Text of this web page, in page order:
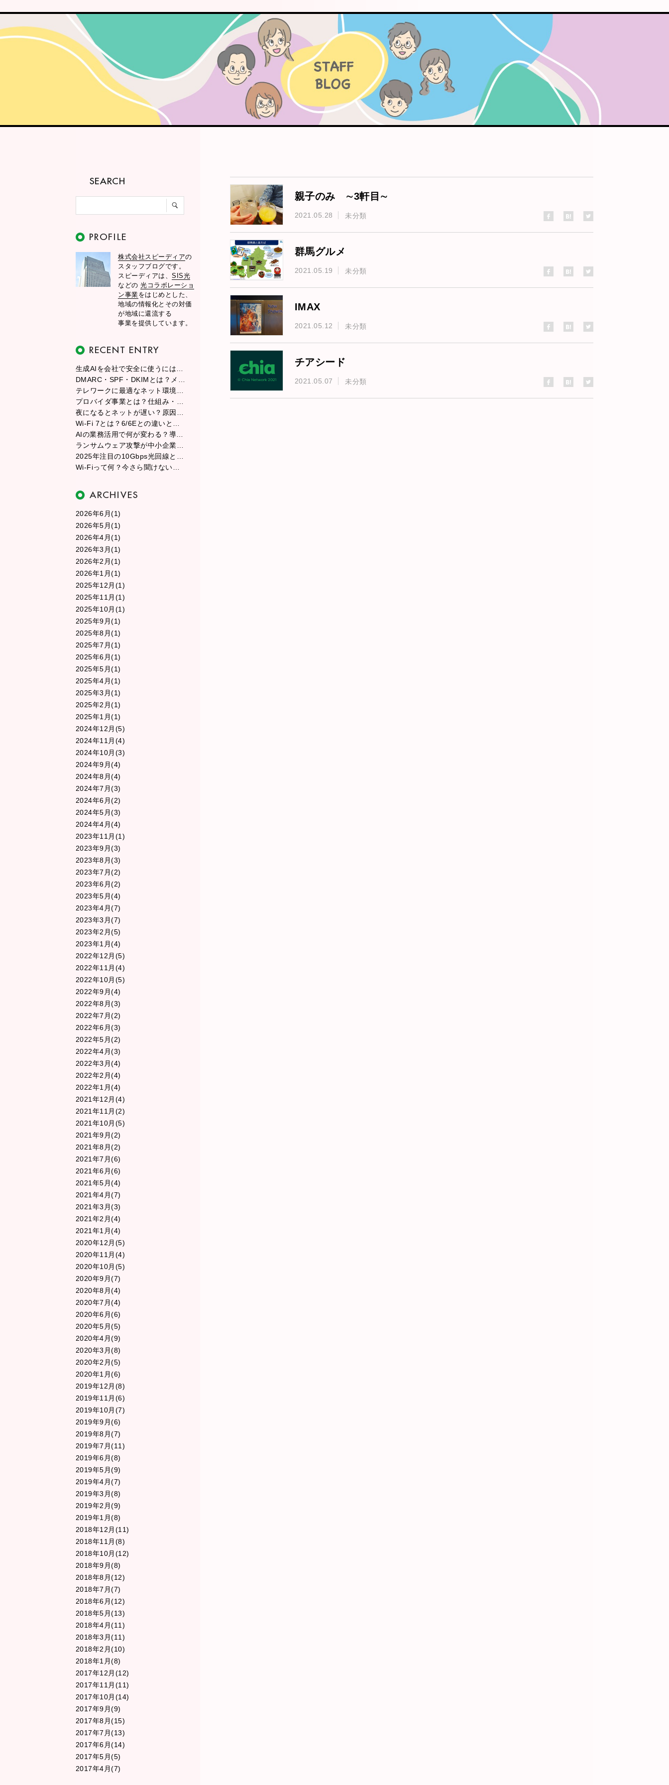
株式会社スピーディアの
スタッフブログです。
スピーディアは、SIS光
などの光コラボレーショ
ン事業をはじめとした、
地域の情報化とその対価
が地域に還流する
事業を提供しています。
生成AIを会社で安全に使うには？情報漏えい・著作権・社内ルールの基本
DMARC・SPF・DKIMとは？メールが届かない原因と送信ドメイン認証の設定ポイント
テレワークに最適なネット環境の作り方｜回線・ルーター・配置のベスト解
プロバイダ事業とは？仕組み・ビジネスモデル・収益構造と始め方をわかりやすく解説
夜になるとネットが遅い？原因と今すぐできる対策をわかりやすく解説
Wi-Fi 7とは？6/6Eとの違いと、今すぐ導入すべきかを徹底解説
AIの業務活用で何が変わる？導入メリットから成功のポイントまで徹底解説
ランサムウェア攻撃が中小企業を狙う理由と、今日からできる実践的な対策
2025年注目の10Gbps光回線とは？従来の光回線との違いを徹底解説
Wi-Fiって何？今さら聞けない無線LANの基本と選び方
2026年6月(1)
2026年5月(1)
2026年4月(1)
2026年3月(1)
2026年2月(1)
2026年1月(1)
2025年12月(1)
2025年11月(1)
2025年10月(1)
2025年9月(1)
2025年8月(1)
2025年7月(1)
2025年6月(1)
2025年5月(1)
2025年4月(1)
2025年3月(1)
2025年2月(1)
2025年1月(1)
2024年12月(5)
2024年11月(4)
2024年10月(3)
2024年9月(4)
2024年8月(4)
2024年7月(3)
2024年6月(2)
2024年5月(3)
2024年4月(4)
2023年11月(1)
2023年9月(3)
2023年8月(3)
2023年7月(2)
2023年6月(2)
2023年5月(4)
2023年4月(7)
2023年3月(7)
2023年2月(5)
2023年1月(4)
2022年12月(5)
2022年11月(4)
2022年10月(5)
2022年9月(4)
2022年8月(3)
2022年7月(2)
2022年6月(3)
2022年5月(2)
2022年4月(3)
2022年3月(4)
2022年2月(4)
2022年1月(4)
2021年12月(4)
2021年11月(2)
2021年10月(5)
2021年9月(2)
2021年8月(2)
2021年7月(6)
2021年6月(6)
2021年5月(4)
2021年4月(7)
2021年3月(3)
2021年2月(4)
2021年1月(4)
2020年12月(5)
2020年11月(4)
2020年10月(5)
2020年9月(7)
2020年8月(4)
2020年7月(4)
2020年6月(6)
2020年5月(5)
2020年4月(9)
2020年3月(8)
2020年2月(5)
2020年1月(6)
2019年12月(8)
2019年11月(6)
2019年10月(7)
2019年9月(6)
2019年8月(7)
2019年7月(11)
2019年6月(8)
2019年5月(9)
2019年4月(7)
2019年3月(8)
2019年2月(9)
2019年1月(8)
2018年12月(11)
2018年11月(8)
2018年10月(12)
2018年9月(8)
2018年8月(12)
2018年7月(7)
2018年6月(12)
2018年5月(13)
2018年4月(11)
2018年3月(11)
2018年2月(10)
2018年1月(8)
2017年12月(12)
2017年11月(11)
2017年10月(14)
2017年9月(9)
2017年8月(15)
2017年7月(13)
2017年6月(14)
2017年5月(5)
2017年4月(7)
親子のみ ∼3軒目∼
2021.05.28 未分類
群馬グルメ
2021.05.19 未分類
IMAX
2021.05.12 未分類
チアシード
2021.05.07 未分類